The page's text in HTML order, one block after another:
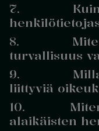
7. Kuinka
8. Miten
turvallisuus
9.
liittyviä
10. Miten
alaikäisten